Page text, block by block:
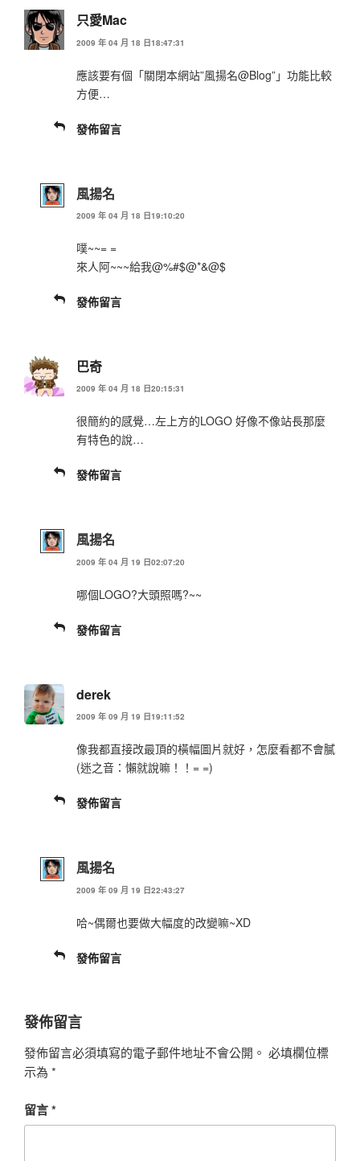
只愛Mac
2009 年 04 月 18 日18:47:31
應該要有個「關閉本網站”風揚名@Blog”」功能比較
方便…
發佈留言
風揚名
2009 年 04 月 18 日19:10:20
噗~~= =
來人阿~~~給我@%#$@*&@$
發佈留言
巴奇
2009 年 04 月 18 日20:15:31
很簡約的感覺…左上方的LOGO 好像不像站長那麼
有特色的說…
發佈留言
風揚名
2009 年 04 月 19 日02:07:20
哪個LOGO?大頭照嗎?~~
發佈留言
derek
2009 年 09 月 19 日19:11:52
像我都直接改最頂的橫幅圖片就好，怎麼看都不會膩
(迷之音：懶就說嘛！！= =)
發佈留言
風揚名
2009 年 09 月 19 日22:43:27
哈~偶爾也要做大幅度的改變嘛~XD
發佈留言
發佈留言
發佈留言必須填寫的電子郵件地址不會公開。 必填欄位標
示為 *
留言*